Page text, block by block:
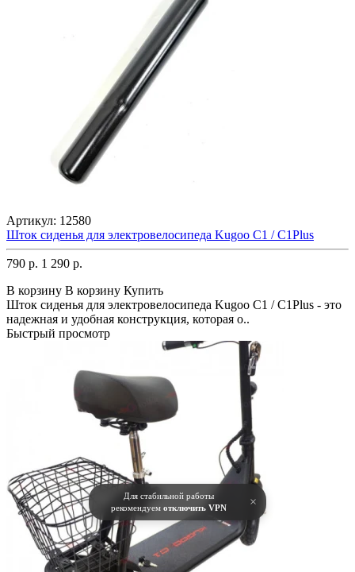
Для стабильной работы
рекомендуем отключить VPN ×
Артикул: 12580
Шток сиденья для электровелосипеда Kugoo С1 / С1Plus
790 р. 1 290 р.
В корзину В корзину Купить
Шток сиденья для электровелосипеда Kugoo C1 / C1Plus - это
надежная и удобная конструкция, которая о..
Быстрый просмотр